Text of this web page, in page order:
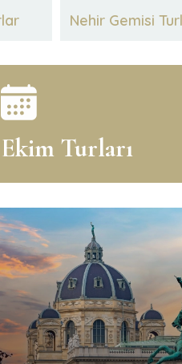
Nehir Gemisi
Ekim Turları